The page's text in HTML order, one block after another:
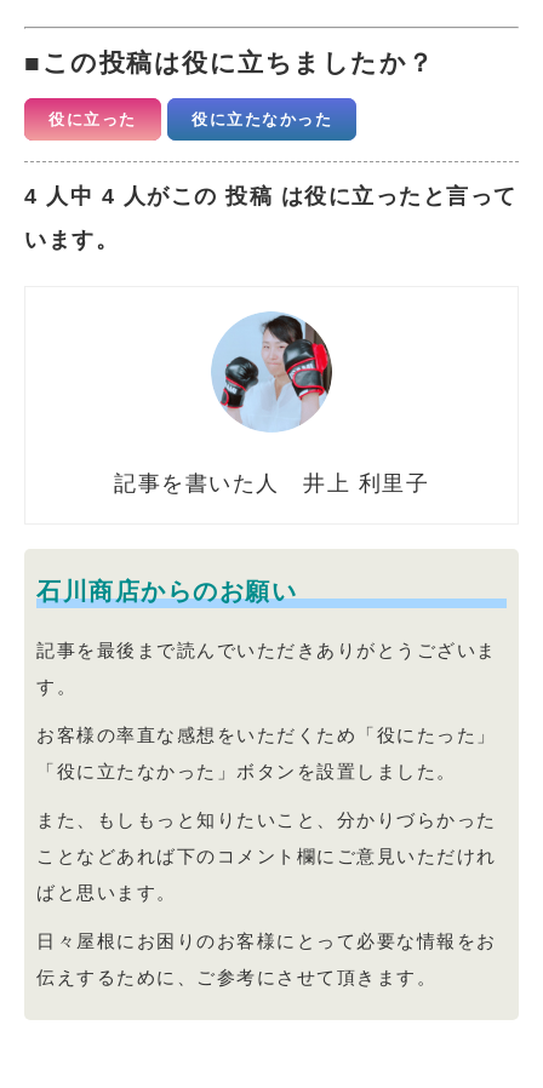
この投稿は役に立ちましたか？
役に立った 役に立たなかった
4 人中 4 人がこの 投稿 は役に立ったと言って
います。
井上 利里子
石川商店からのお願い
記事を最後まで読んでいただきありがとうございま
す。
お客様の率直な感想をいただくため「役にたった」
「役に立たなかった」ボタンを設置しました。
また、もしもっと知りたいこと、分かりづらかった
ことなどあれば下のコメント欄にご意見いただけれ
ばと思います。
日々屋根にお困りのお客様にとって必要な情報をお
伝えするために、ご参考にさせて頂きます。